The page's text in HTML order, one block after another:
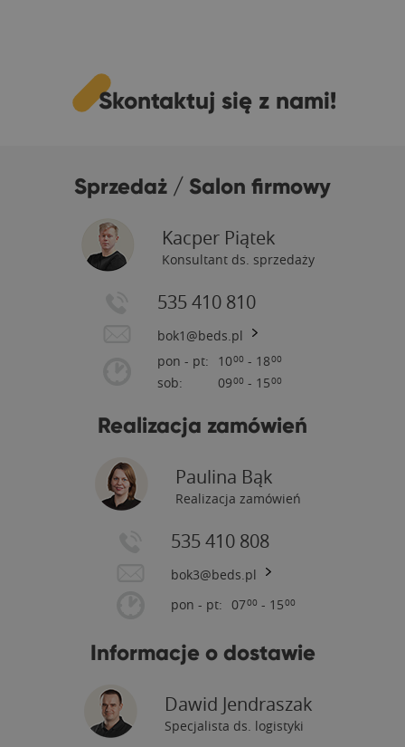
Skontaktuj się z nami!
Sprzedaż / Salon firmowy
Kacper Piątek
Konsultant ds. sprzedaży
535 410 810
bok1@beds.pl
pon - pt:
sob:
1000 - 1800
0900 - 1500
Realizacja zamówień
Paulina Bąk
Realizacja zamówień
535 410 808
bok3@beds.pl
pon - pt: 0700 - 1500
Informacje o dostawie
Dawid Jendraszak
Specjalista ds. logistyki